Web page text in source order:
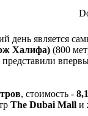
день является
Халифа) (800
, стоимость -
The Dubai Mall и